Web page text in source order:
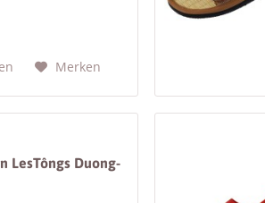
Baumwollband
Merken
LesTôngs Duong-